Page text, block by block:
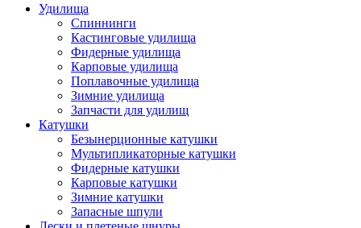
Удилища
Спиннинги
Кастинговые удилища
Фидерные удилища
Карповые удилища
Поплавочные удилища
Зимние удилища
Запчасти для удилищ
Катушки
Безынерционные катушки
Мультипликаторные катушки
Фидерные катушки
Карповые катушки
Зимние катушки
Запасные шпули